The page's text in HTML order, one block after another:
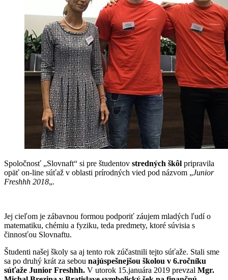
Spoločnosť „Slovnaft“ si pre študentov stredných škôl pripravila
opäť on-line súťaž v oblasti prírodných vied pod názvom „Junior
Freshhh 2018„.
Jej cieľom je zábavnou formou podporiť záujem mladých ľudí o
matematiku, chémiu a fyziku, teda predmety, ktoré súvisia s
činnosťou Slovnaftu.
Študenti našej školy sa aj tento rok zúčastnili tejto súťaže. Stali sme
sa po druhý krát za sebou najúspešnejšou školou v 6.ročníku
súťaže Junior Freshhh. V utorok 15.januára 2019 prevzal Mgr.